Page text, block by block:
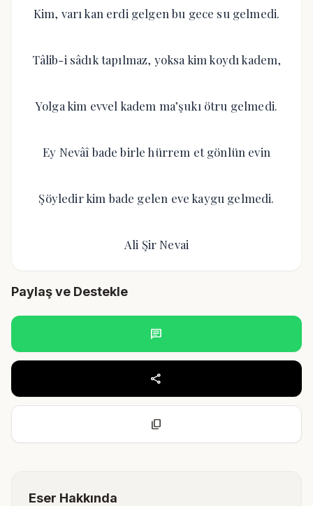
Kim, varı kan erdi gelgen bu gece su gelmedi.
Tâlib-i sâdık tapılmaz, yoksa kim koydı kadem,
Yolga kim evvel kadem ma’şukı ötru gelmedi.
Ey Nevâî bade birle hürrem et gönlün evin
Şöyledir kim bade gelen eve kaygu gelmedi.
Ali Şir Nevai
Paylaş ve Destekle
chat
share
content_copy
Eser Hakkında